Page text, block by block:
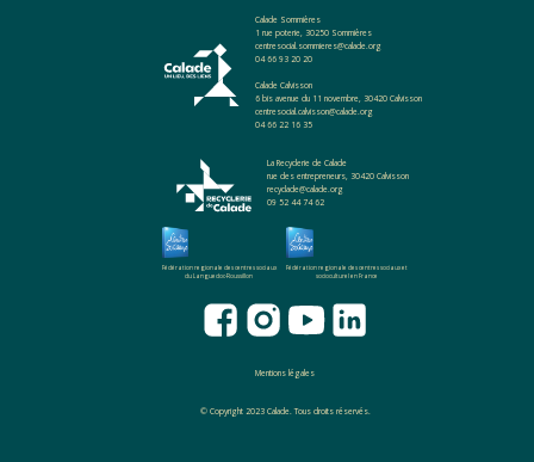
Calade Sommières
1 rue poterie, 30250 Sommières
centresocial.sommieres@calade.org
04 66 93 20 20
Calade Calvisson
6 bis avenue du 11 novembre, 30420 Calvisson
centresocial.calvisson@calade.org
04 66 22 16 35
La Recyclerie de Calade
rue des entrepreneurs, 30420 Calvisson
recyclade@calade.org
09 52 44 74 62
Fédération regionale des centres sociaux
du Languedoc-Roussillon
Fédération regionale des centres sociaux et
socioculturel en France
Mentions légales
© Copyright 2023 Calade. Tous droits réservés.